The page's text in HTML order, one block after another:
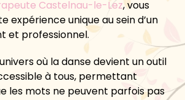
Castelnau-le-Lez, vous
expérience unique au sein d’un
et professionnel.
où la danse devient un outil
à tous, permettant
les mots ne peuvent parfois pas